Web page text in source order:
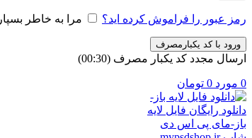
رمز عبور را فراموش کرده اید؟ مرا به خاطر بسپار
ورود با کد یکبارمصرف
ارسال مجدد کد یکبار مصرف (00:
30
)
0 مورد 0 تومان